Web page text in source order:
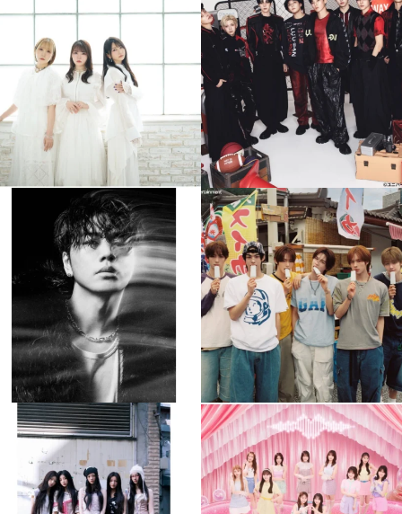
...
8月 4
4 0
💡08/05(水)23:00特番放送！
...
8月 4
4 0
musicjapantv
💡8月特番放送決定！
...
8月 4
510 0
musicjapantv
💡8月特番放送決定！
...
8月 4
6 0
musicjapantv
💡8月特番放送決定！
8月 4
2 0
musicjapantv
💡8月特番放送決定！
...
8月 4
2 0